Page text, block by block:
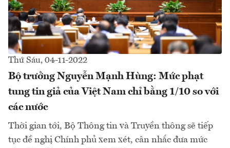
Thứ Sáu, 04-11-2022
Bộ trưởng Nguyễn Mạnh Hùng: Mức phạt
tung tin giả của Việt Nam chỉ bằng 1/10 so với
các nước
Thời gian tới, Bộ Thông tin và Truyền thông sẽ tiếp
tục đề nghị Chính phủ xem xét, cân nhắc đưa mức